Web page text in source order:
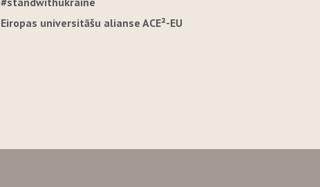
Eiropas universitāšu alianse ACE²-EU